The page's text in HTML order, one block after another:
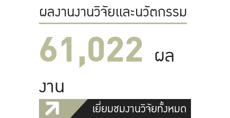
ผลงานงานวิจัยและนวัตกรรม
61,022 ผล
งาน
เยี่ยมชมงานวิจัยทั้งหมด